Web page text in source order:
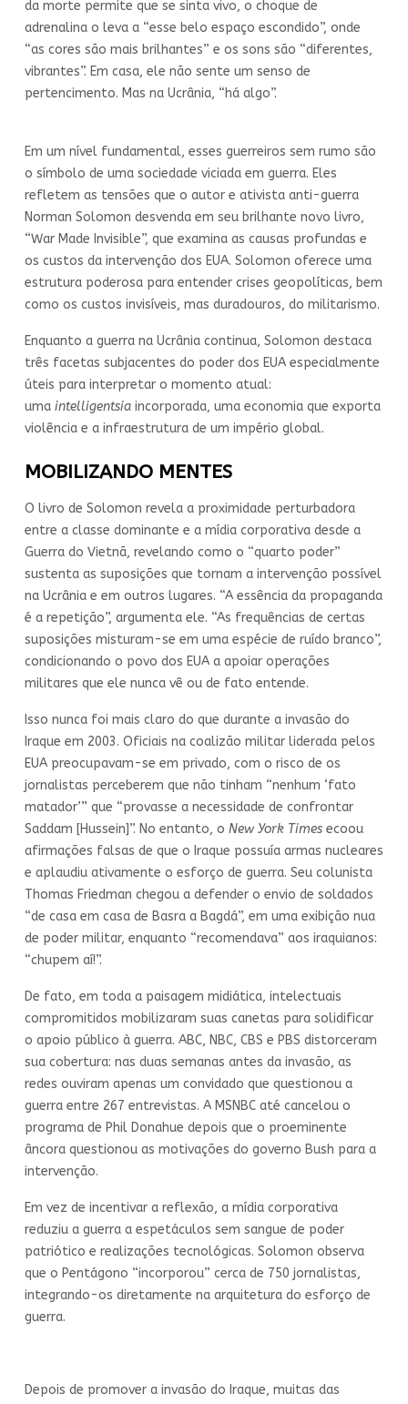
da morte permite que se sinta vivo, o choque de
adrenalina o leva a “esse belo espaço escondido”, onde
“as cores são mais brilhantes” e os sons são “diferentes,
vibrantes”. Em casa, ele não sente um senso de
pertencimento. Mas na Ucrânia, “há algo”.
Em um nível fundamental, esses guerreiros sem rumo são
o símbolo de uma sociedade viciada em guerra. Eles
refletem as tensões que o autor e ativista anti-guerra
Norman Solomon desvenda em seu brilhante novo livro,
“War Made Invisible”, que examina as causas profundas e
os custos da intervenção dos EUA. Solomon oferece uma
estrutura poderosa para entender crises geopolíticas, bem
como os custos invisíveis, mas duradouros, do militarismo.
Enquanto a guerra na Ucrânia continua, Solomon destaca
três facetas subjacentes do poder dos EUA especialmente
úteis para interpretar o momento atual:
uma intelligentsia incorporada, uma economia que exporta
violência e a infraestrutura de um império global.
MOBILIZANDO MENTES
O livro de Solomon revela a proximidade perturbadora
entre a classe dominante e a mídia corporativa desde a
Guerra do Vietnã, revelando como o “quarto poder”
sustenta as suposições que tornam a intervenção possível
na Ucrânia e em outros lugares. “A essência da propaganda
é a repetição”, argumenta ele. “As frequências de certas
suposições misturam-se em uma espécie de ruído branco”,
condicionando o povo dos EUA a apoiar operações
militares que ele nunca vê ou de fato entende.
Isso nunca foi mais claro do que durante a invasão do
Iraque em 2003. Oficiais na coalizão militar liderada pelos
EUA preocupavam-se em privado, com o risco de os
jornalistas perceberem que não tinham “nenhum ‘fato
matador’” que “provasse a necessidade de confrontar
Saddam [Hussein]”. No entanto, o New York Times ecoou
afirmações falsas de que o Iraque possuía armas nucleares
e aplaudiu ativamente o esforço de guerra. Seu colunista
Thomas Friedman chegou a defender o envio de soldados
“de casa em casa de Basra a Bagdá”, em uma exibição nua
de poder militar, enquanto “recomendava” aos iraquianos:
“chupem aí!”.
De fato, em toda a paisagem midiática, intelectuais
compromitidos mobilizaram suas canetas para solidificar
o apoio público à guerra. ABC, NBC, CBS e PBS distorceram
sua cobertura: nas duas semanas antes da invasão, as
redes ouviram apenas um convidado que questionou a
guerra entre 267 entrevistas. A MSNBC até cancelou o
programa de Phil Donahue depois que o proeminente
âncora questionou as motivações do governo Bush para a
intervenção.
Em vez de incentivar a reflexão, a mídia corporativa
reduziu a guerra a espetáculos sem sangue de poder
patriótico e realizações tecnológicas. Solomon observa
que o Pentágono “incorporou” cerca de 750 jornalistas,
integrando-os diretamente na arquitetura do esforço de
guerra.
Depois de promover a invasão do Iraque, muitas das